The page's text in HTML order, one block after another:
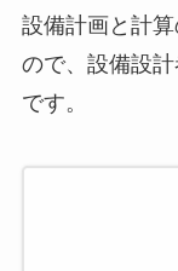
設備計画と計
ので、設備設
です。